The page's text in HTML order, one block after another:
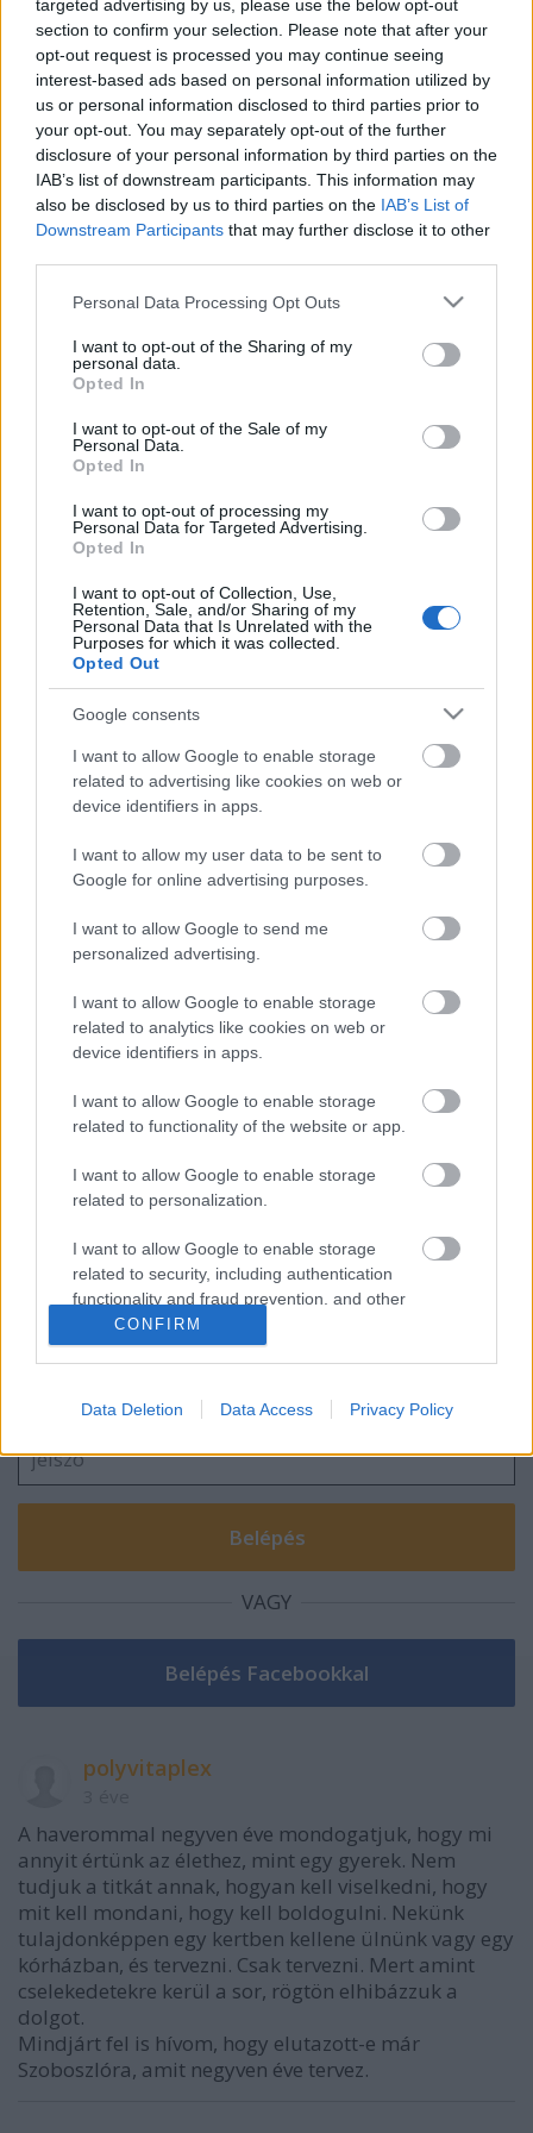
targeted advertising by us, please use the below opt-out
section to confirm your selection. Please note that after your
opt-out request is processed you may continue seeing
interest-based ads based on personal information utilized by
us or personal information disclosed to third parties prior to
your opt-out. You may separately opt-out of the further
disclosure of your personal information by third parties on the
IAB’s list of downstream participants. This information may
also be disclosed by us to third parties on the IAB’s List of
Downstream Participants that may further disclose it to other
Please note that this website/app uses one or more Google
not limited to your visit or usage behaviour. You may click to
grant or deny consent to Google and its third-party tags to
use your data for below specified purposes in below Google
consent section.
Personal Data Processing Opt Outs
I want to opt-out of the Sharing of my
personal data.
Opted In
I want to opt-out of the Sale of my
Personal Data.
Opted In
I want to opt-out of processing my
Personal Data for Targeted Advertising.
Opted In
I want to opt-out of Collection, Use,
Retention, Sale, and/or Sharing of my
Personal Data that Is Unrelated with the
Purposes for which it was collected.
Opted Out
Google consents
I want to allow Google to enable storage
related to advertising like cookies on web or
device identifiers in apps.
I want to allow my user data to be sent to
Google for online advertising purposes.
I want to allow Google to send me
personalized advertising.
I want to allow Google to enable storage
related to analytics like cookies on web or
device identifiers in apps.
I want to allow Google to enable storage
related to functionality of the website or app.
I want to allow Google to enable storage
related to personalization.
I want to allow Google to enable storage
related to security, including authentication
functionality and fraud prevention, and other
user protection.
CONFIRM
Data Deletion Data Access Privacy Policy
oda? Nem áll meg a vonat?
A Cseresznyéskertben pedig van még egy fordulat.
Ott áll a sok mozdulni képtelen lény, elszalad
mellettük az élet, míg ők a régi befőttekről, a lassú
délelőttökről ábrándoznak, de egy divatosan
gondolkodó mai ember meg azt mondja, hogy nekik
van igazuk. Mármint a lassúaknak. Most mintha
mindenki erről beszélne a lassításról, a pillanat
megéléséről, a tétlenségről, mint magasabb rendű
lankadt birtokossá akar válni, vagy az is lesz. Csehov
közönsége két generációra biztosítva van.
Címkék:Csehov
Ajánlott bejegyzések:
Vetélkedő társművészetek
A megválaszolatlan kérdés
Az üllő és a kalapács között
Gondolatok a házi könyvtárban
Szólj hozzá!
A hozzászóláshoz be kell lépned!
VAGY
polyvitaplex
A haverommal negyven éve mondogatjuk, hogy mi
annyit értünk az élethez, mint egy gyerek. Nem
tudjuk a titkát annak, hogyan kell viselkedni, hogy
mit kell mondani, hogy kell boldogulni. Nekünk
tulajdonképpen egy kertben kellene ülnünk vagy egy
kórházban, és tervezni. Csak tervezni. Mert amint
cselekedetekre kerül a sor, rögtön elhibázzuk a
dolgot.
Mindjárt fel is hívom, hogy elutazott-e már
Szoboszlóra, amit negyven éve tervez.